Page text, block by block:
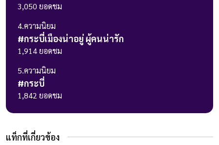
3,050 ยอดชม
4.ความนิยม
#กระบี่เมืองน่าอยู่ ผู้คนน่ารัก
1,914ยอดชม
5.ความนิยม
#กระบี่
1,842 ยอดชม
แท็กที่เกี่ยวข้อง